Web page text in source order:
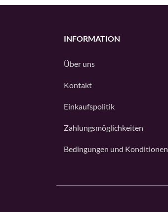
INFORMATION
Über uns
Kontakt
Einkaufspolitik
Zahlungsmöglichkeiten
Bedingungen und Konditionen